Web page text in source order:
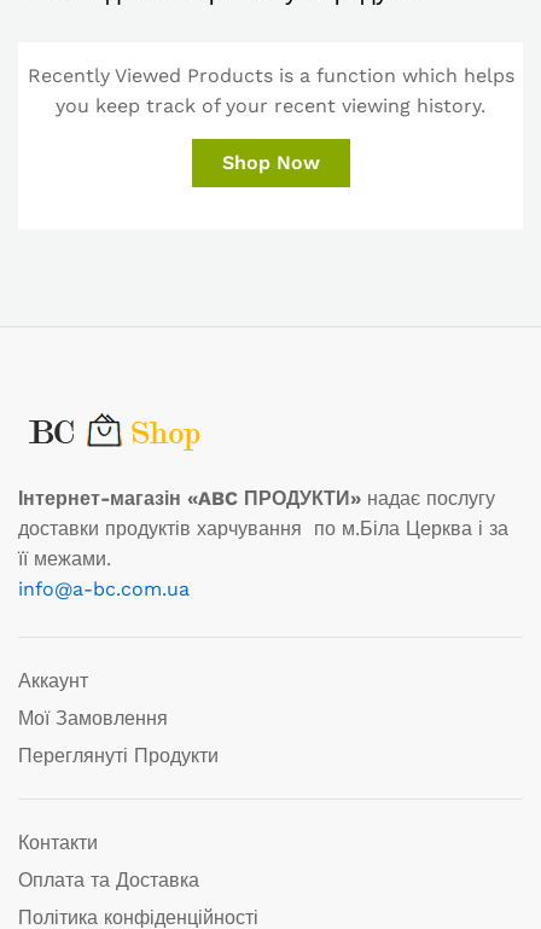
Recently Viewed Products is a function which helps
you keep track of your recent viewing history.
Shop Now
Інтернет-магазін «ABC ПРОДУКТИ» надає послугу
доставки продуктів харчування по м.Біла Церква і за
її межами.
info@a-bc.com.ua
Аккаунт
Мої Замовлення
Переглянуті Продукти
Контакти
Оплата та Доставка
Політика конфіденційності